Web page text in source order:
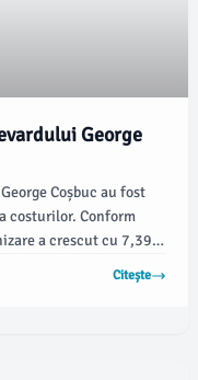
George
Coșbuc au fost
costurilor. Conform
a crescut cu 7,39
și canalizare și cu
Citește